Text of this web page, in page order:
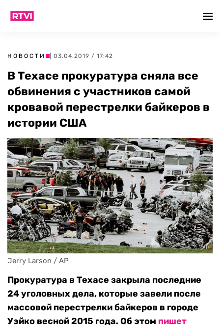
НОВОСТИ | 03.04.2019 / 17:42
В Техасе прокуратура сняла все
обвинения с участников самой
кровавой перестрелки байкеров в
истории США
Jerry Larson / AP
Прокуратура в Техасе закрыла последние
24 уголовных дела, которые завели после
массовой перестрелки байкеров в городе
Уэйко весной 2015 года. Об этом пишет